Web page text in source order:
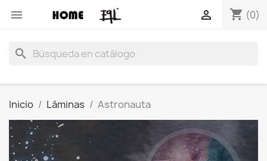
 shopping_cart (0)

search
Inicio Láminas Astronauta